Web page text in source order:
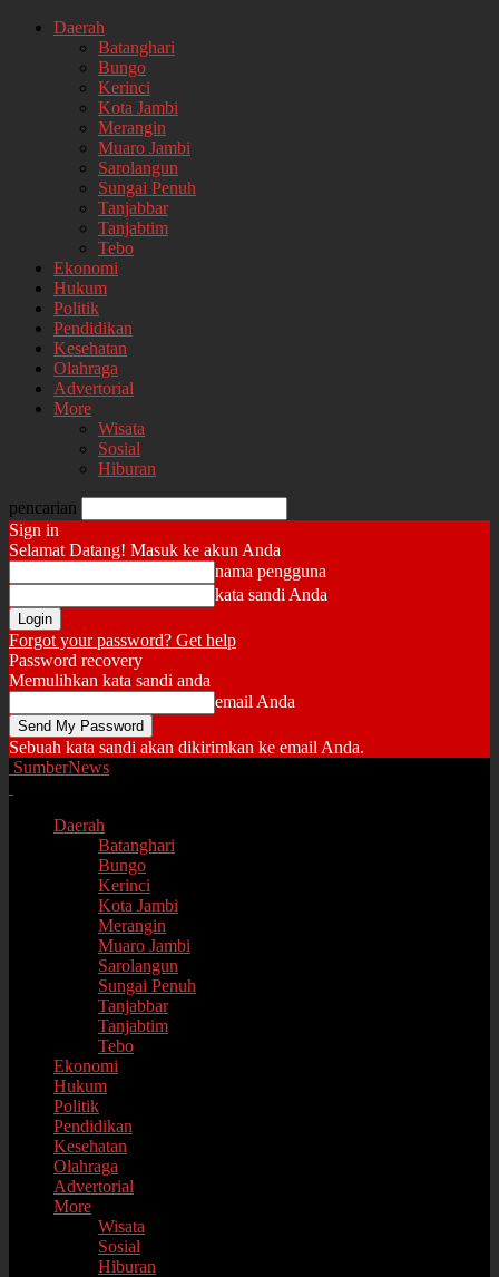
Daerah
Batanghari
Bungo
Kerinci
Kota Jambi
Merangin
Muaro Jambi
Sarolangun
Sungai Penuh
Tanjabbar
Tanjabtim
Tebo
Ekonomi
Hukum
Politik
Pendidikan
Kesehatan
Olahraga
Advertorial
More
Wisata
Sosial
Hiburan
pencarian
Sign in
Selamat Datang! Masuk ke akun Anda
nama pengguna
kata sandi Anda
Forgot your password? Get help
Password recovery
Memulihkan kata sandi anda
email Anda
Sebuah kata sandi akan dikirimkan ke email Anda.
SumberNews
Daerah
Batanghari
Bungo
Kerinci
Kota Jambi
Merangin
Muaro Jambi
Sarolangun
Sungai Penuh
Tanjabbar
Tanjabtim
Tebo
Ekonomi
Hukum
Politik
Pendidikan
Kesehatan
Olahraga
Advertorial
More
Wisata
Sosial
Hiburan